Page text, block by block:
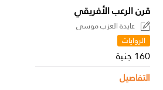
قرن الرعب الأفريقي
عايدة العزب موسى
الروايات
160 جنية
التفاصيل